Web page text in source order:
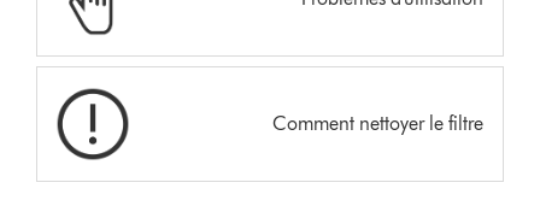
Comment nettoyer le filtre